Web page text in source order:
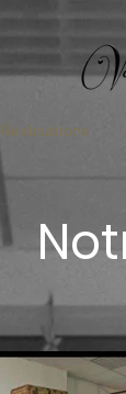
Réalisations